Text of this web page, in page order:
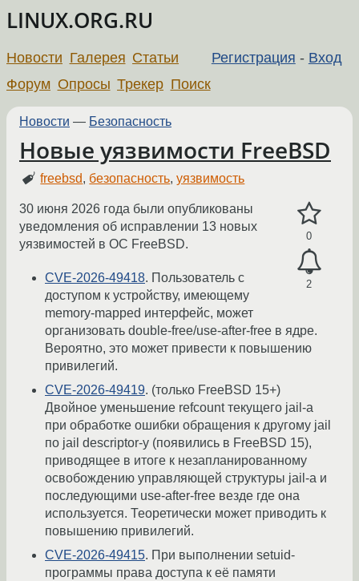
LINUX.ORG.RU
Регистрация - Вход
Новости Галерея Статьи
Форум Опросы Трекер Поиск
Новости — Безопасность
Новые уязвимости FreeBSD
freebsd, безопасность,уязвимость
0
2
30 июня 2026 года были опубликованы
уведомления об исправлении 13 новых
уязвимостей в ОС FreeBSD.
CVE-2026-49418. Пользователь с
доступом к устройству, имеющему
memory-mapped интерфейс, может
организовать double-free/use-after-free в ядре.
Вероятно, это может привести к повышению
привилегий.
CVE-2026-49419. (только FreeBSD 15+)
Двойное уменьшение refcount текущего jail-а
при обработке ошибки обращения к другому jail
по jail descriptor-у (появились в FreeBSD 15),
приводящее в итоге к незапланированному
освобождению управляющей структуры jail-а и
последующими use-after-free везде где она
используется. Теоретически может приводить к
повышению привилегий.
CVE-2026-49415. При выполнении setuid-
программы права доступа к её памяти